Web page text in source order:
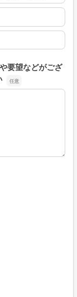
要望などがござ
要望などがござい